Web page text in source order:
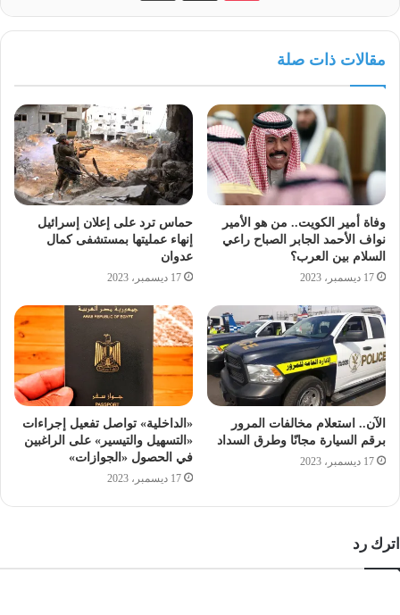
التصديرى ( للغزل والمنسوجات- السلع الهندسية والإلكترونية).
مقالات ذات صلة
وفاة أمير الكويت.. من هو الأمير
نواف الأحمد الجابر الصباح راعي
السلام بين العرب؟
17 ديسمبر، 2023
حماس ترد على إعلان إسرائيل
إنهاء عمليتها بمستشفى كمال
عدوان
17 ديسمبر، 2023
الآن.. استعلام مخالفات المرور
برقم السيارة مجانًا وطرق السداد
17 ديسمبر، 2023
«الداخلية» تواصل تفعيل إجراءات
«التسهيل والتيسير» على الراغبين
في الحصول «الجوازات»
17 ديسمبر، 2023
اترك رد